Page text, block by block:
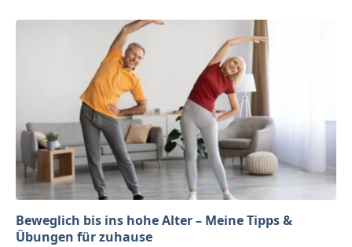
Beweglich bis ins hohe Alter – Meine Tipps &
Übungen für zuhause